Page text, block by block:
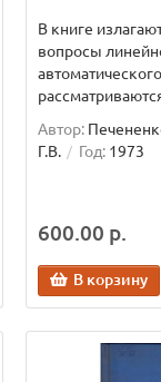
В книге
вопросы
Автор:
Г.В.
Год: 1973
600.00 р.
В корзину